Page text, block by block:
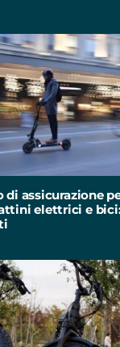
di assicurazione
elettrici e